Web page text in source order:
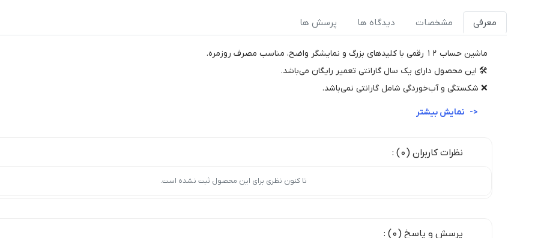
معرفی مشخصات دیدگاه ها پرسش ها
ماشین حساب 12 رقمی با کلیدهای بزرگ و نمایشگر واضح، مناسب مصرف روزمره.
🛠️ این محصول دارای یک سال گارانتی تعمیر رایگان می‌باشد.
❌ شکستگی و آب‌خوردگی شامل گارانتی نمی‌باشد.
نظرات کاربران (0) :
تا کنون نظری برای این محصول ثبت نشده است.
پرسش و پاسخ (0) :